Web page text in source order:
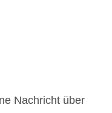
Nachricht über